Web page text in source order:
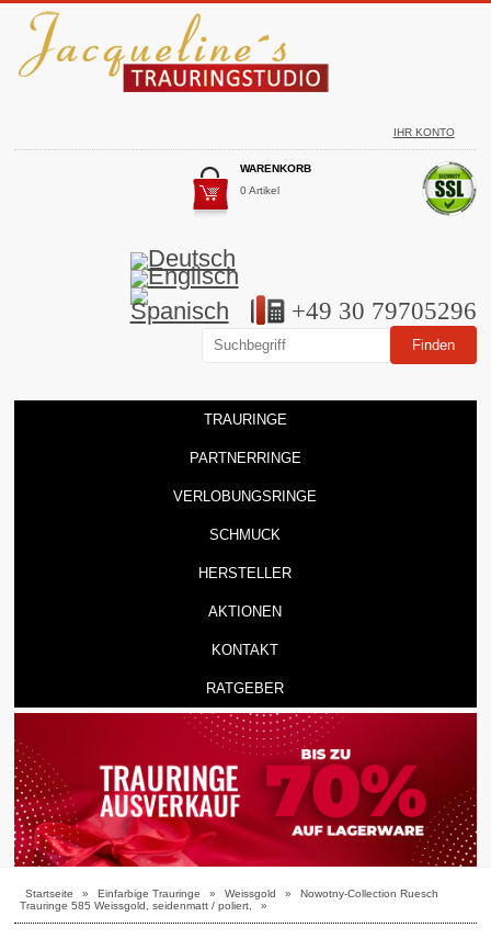
IHR KONTO
WARENKORB
0 Artikel
+49 30 79705296
TRAURINGE
PARTNERRINGE
VERLOBUNGSRINGE
SCHMUCK
HERSTELLER
AKTIONEN
KONTAKT
RATGEBER
Startseite » Einfarbige Trauringe » Weissgold »
Nowotny-Collection Ruesch
Trauringe 585 Weissgold, seidenmatt / poliert,
»